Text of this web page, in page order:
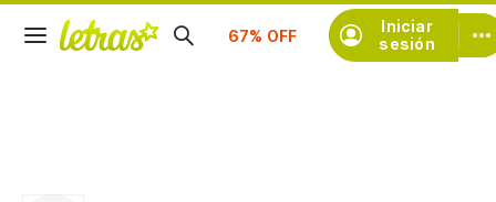
Iniciar
sesión
Suscríbete